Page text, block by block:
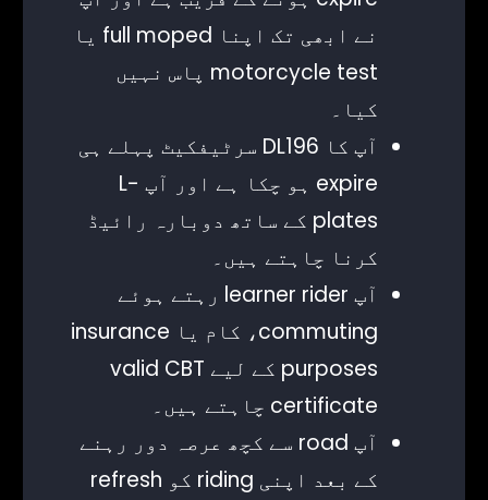
نے ابھی تک اپنا full moped یا
motorcycle test پاس نہیں
کیا۔
آپ کا DL196 سرٹیفکیٹ پہلے ہی
expire ہو چکا ہے اور آپ L-
plates کے ساتھ دوبارہ رائیڈ
کرنا چاہتے ہیں۔
آپ learner rider رہتے ہوئے
commuting، کام یا insurance
purposes کے لیے valid CBT
certificate چاہتے ہیں۔
آپ road سے کچھ عرصہ دور رہنے
کے بعد اپنی riding کو refresh